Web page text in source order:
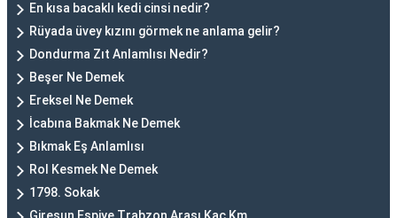
En kısa bacaklı kedi cinsi nedir?
Rüyada üvey kızını görmek ne anlama gelir?
Dondurma Zıt Anlamlısı Nedir?
Beşer Ne Demek
Ereksel Ne Demek
İcabına Bakmak Ne Demek
Bıkmak Eş Anlamlısı
Rol Kesmek Ne Demek
1798. Sokak